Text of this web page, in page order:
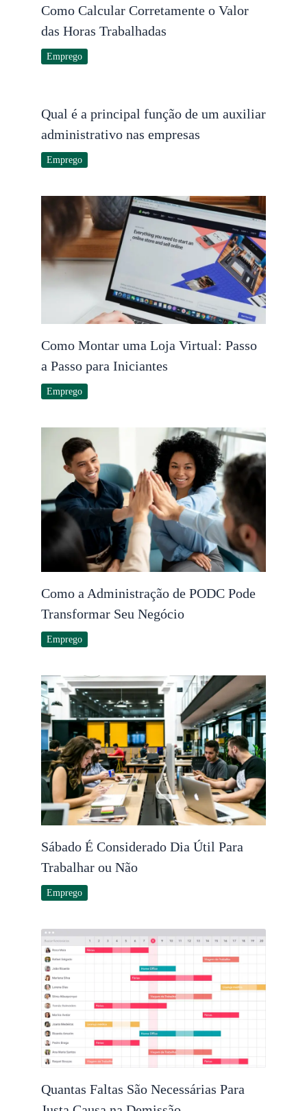
Como Calcular Corretamente o Valor
das Horas Trabalhadas
Emprego
Qual é a principal função de um auxiliar
administrativo nas empresas
Emprego
Como Montar uma Loja Virtual: Passo
a Passo para Iniciantes
Emprego
Como a Administração de PODC Pode
Transformar Seu Negócio
Emprego
Sábado É Considerado Dia Útil Para
Trabalhar ou Não
Emprego
Quantas Faltas São Necessárias Para